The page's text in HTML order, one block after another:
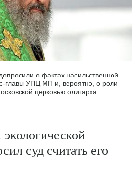
о фактах насильственной
главы УПЦ МП и, вероятно, о роли
церковью олигарха
суд считать его